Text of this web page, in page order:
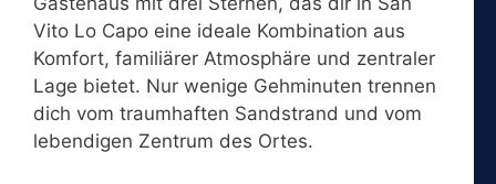
Vito Lo Capo eine ideale Kombination aus
Komfort, familiärer Atmosphäre und zentraler
Lage bietet. Nur wenige Gehminuten trennen
dich vom traumhaften Sandstrand und vom
lebendigen Zentrum des Ortes.